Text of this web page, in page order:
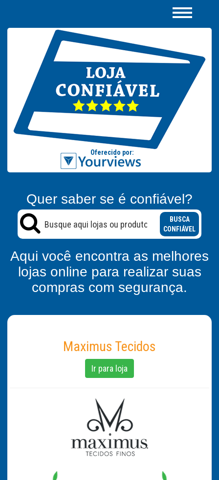
Quer saber se é confiável?
BUSCA
CONFIÁVEL
Aqui você encontra as melhores
lojas online para realizar suas
compras com segurança.
Maximus Tecidos
Ir para loja